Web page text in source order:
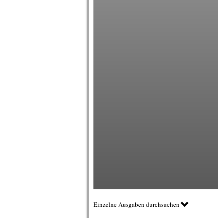
Einzelne Ausgaben durchsuchen